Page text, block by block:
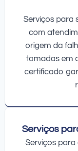
Serviços para
com
origem da
tomadas em
certificado
Serviços
Serviços